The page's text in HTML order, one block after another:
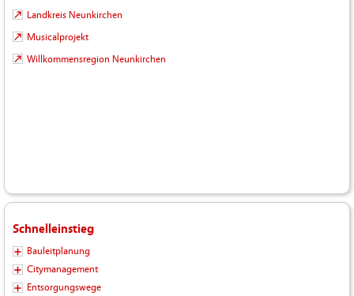
Landkreis Neunkirchen
Musicalprojekt
Willkommensregion Neunkirchen
Schnelleinstieg
Bauleitplanung
Citymanagement
Entsorgungswege